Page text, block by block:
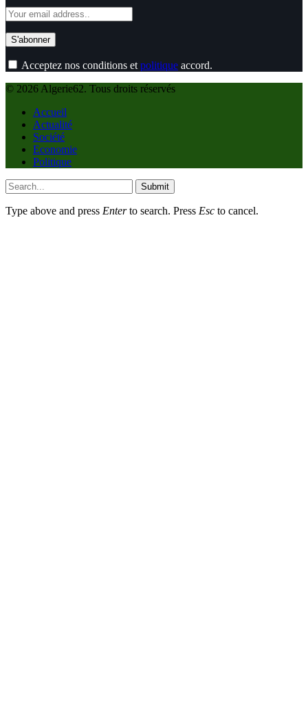
Acceptez nos conditions et politique accord.
© 2026 Algerie62. Tous droits réservés
Accueil
Actualité
Société
Economie
Politique
Submit
Type above and press Enterto search. Press Esc to cancel.